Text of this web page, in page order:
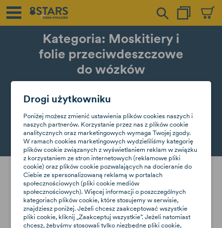
Kategoria: Moskitiery i
folie przeciwdeszczowe
do wózków
Warunki pogodowe, niezależnie od pory
roku, bywają zmienne, dlatego należy
zadbać o odpowiednio dobraną folię
przeciwdeszczową, dzięki której dziecko w...
czytaj więcej
Przepraszamy za niedogodności.
Wyszukaj ponownie tego, czego szukasz
Drogi użytkowniku
Poniżej możesz zmienić ustawienia plików cookies naszych i
naszych partnerów. Korzystanie przez nas z plików cookie
analitycznych oraz marketingowych wymaga Twojej zgody.
W ramach cookies marketingowych wydzieliliśmy kategorię
plików cookie związanych z wyświetlaniem reklam w związku
z korzystaniem ze stron internetowych (reklamowe pliki
cookie) oraz plików cookie pozwalających na docieranie do
Ciebie ze spersonalizowaną reklamą w portalach
społecznościowych (pliki cookie mediów
społecznościowych). Więcej informacji o poszczególnych
kategoriach plików cookie, które stosujemy w serwisie,
znajdziesz poniżej. Jeżeli chcesz zaakceptować wszystkie
pliki cookie, kliknij „Zaakceptuj wszystkie”. Jeżeli natomiast
chcesz, żebyśmy stosowali tylko niezbędne pliki cookie,